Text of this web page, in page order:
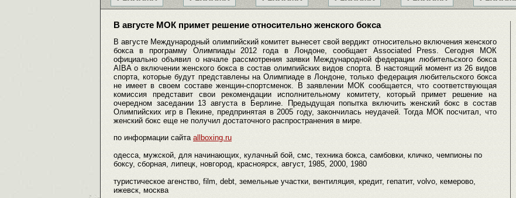
В августе МОК примет решение относительно женского бокса
В августе Международный олимпийский комитет вынесет свой вердикт относительно включения женского
бокса в программу Олимпиады 2012 года в Лондоне, сообщает Associated Press. Сегодня МОК
официально объявил о начале рассмотрения заявки Международной федерации любительского бокса
AIBA о включении женского бокса в состав олимпийских видов спорта. В настоящий момент из 26 видов
спорта, которые будут представлены на Олимпиаде в Лондоне, только федерация любительского бокса
не имеет в своем составе женщин-спортсменок. В заявлении МОК сообщается, что соответствующая
комиссия представит свои рекомендации исполнительному комитету, который примет решение на
очередном заседании 13 августа в Берлине. Предыдущая попытка включить женский бокс в состав
Олимпийских игр в Пекине, предпринятая в 2005 году, закончилась неудачей. Тогда МОК посчитал, что
женский бокс еще не получил достаточного распространения в мире.
по информации сайта allboxing.ru
одесса, мужской, для начинающих, кулачный бой, смс, техника бокса, самбовки, кличко, чемпионы по
боксу, сборная, липецк, новгород, красноярск, август, 1985, 2000, 1980
туристическое агенство, film, debt, земельные участки, вентиляция, кредит, гепатит, volvo, кемерово,
ижевск, москва